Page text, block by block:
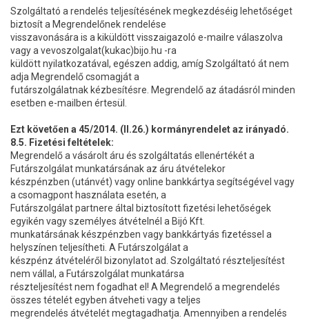
Szolgáltató a rendelés teljesítésének megkezdéséig lehetőséget
biztosít a Megrendelőnek rendelése
visszavonására is a kiküldött visszaigazoló e-mailre válaszolva
vagy a vevoszolgalat(kukac)bijo.hu -ra
küldött nyilatkozatával, egészen addig, amíg Szolgáltató át nem
adja Megrendelő csomagját a
futárszolgálatnak kézbesítésre. Megrendelő az átadásról minden
esetben e-mailben értesül.
Ezt követően a 45/2014. (II.26.) kormányrendelet az irányadó.
8.5. Fizetési feltételek:
Megrendelő a vásárolt áru és szolgáltatás ellenértékét a
Futárszolgálat munkatársának az áru átvételekor
készpénzben (utánvét) vagy online bankkártya segítségével vagy
a csomagpont használata esetén, a
Futárszolgálat partnere által biztosított fizetési lehetőségek
egyikén vagy személyes átvételnél a Bijó Kft.
munkatársának készpénzben vagy bankkártyás fizetéssel a
helyszínen teljesítheti. A Futárszolgálat a
készpénz átvételéről bizonylatot ad. Szolgáltató részteljesítést
nem vállal, a Futárszolgálat munkatársa
részteljesítést nem fogadhat el! A Megrendelő a megrendelés
összes tételét egyben átveheti vagy a teljes
megrendelés átvételét megtagadhatja. Amennyiben a rendelés